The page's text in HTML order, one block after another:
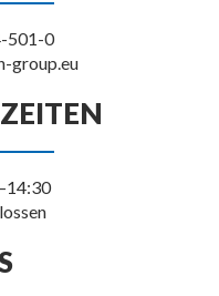
501-0
group.eu